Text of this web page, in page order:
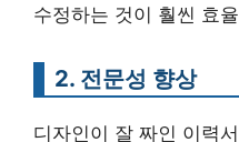
수정하는 것이 훨씬 효
2. 전문성 향상
디자인이 잘 짜인 이력